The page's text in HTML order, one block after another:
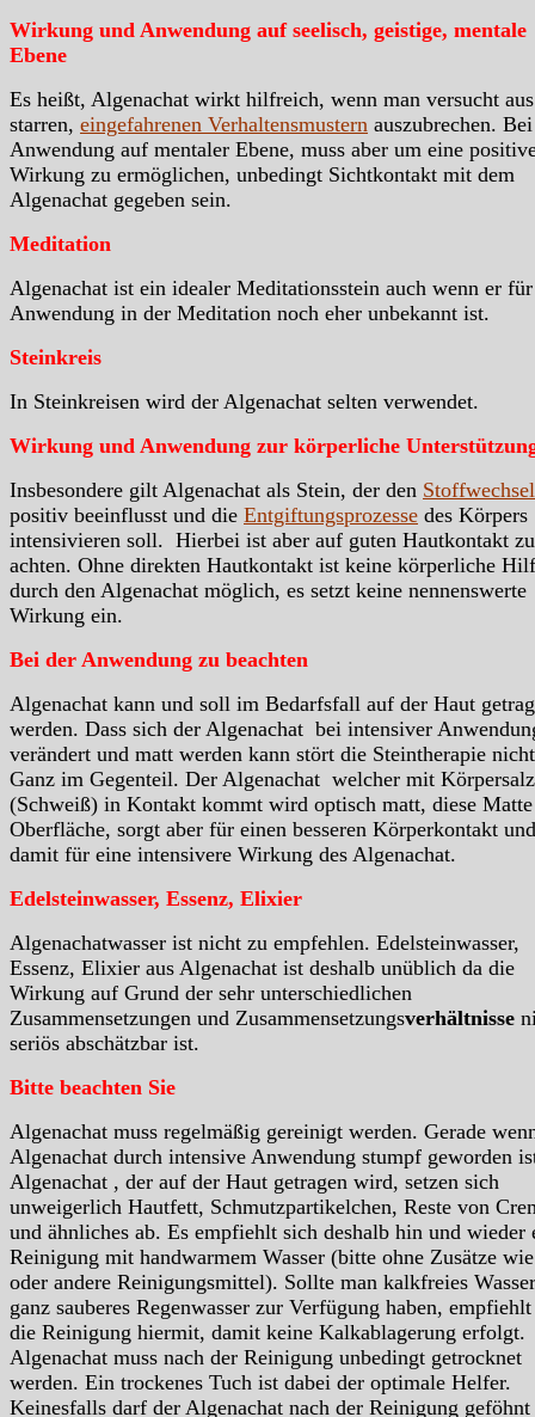
Wirkung und Anwendung auf seelisch, geistige, mentale
Ebene
Es heißt, Algenachat wirkt hilfreich, wenn man versucht aus
starren, eingefahrenen Verhaltensmustern auszubrechen.
Anwendung auf mentaler Ebene, muss aber um eine
Wirkung zu ermöglichen, unbedingt Sichtkontakt mit dem
Algenachat gegeben sein.
Meditation
Algenachat ist ein idealer Meditationsstein auch wenn er
Anwendung in der Meditation noch eher unbekannt ist.
Steinkreis
In Steinkreisen wird der Algenachat selten verwendet.
Wirkung und Anwendung zur körperliche
Insbesondere gilt Algenachat als Stein, der den Stoffwechsel
positiv beeinflusst und die Entgiftungsprozesse des Körpers
intensivieren soll. Hierbei ist aber auf guten Hautkontakt zu
achten. Ohne direkten Hautkontakt ist keine körperliche
durch den Algenachat möglich, es setzt keine nennenswerte
Wirkung ein.
Bei der Anwendung zu beachten
Algenachat kann und soll im Bedarfsfall auf der Haut
werden. Dass sich der Algenachat bei intensiver
verändert und matt werden kann stört die Steintherapie
Ganz im Gegenteil. Der Algenachat welcher mit
(Schweiß) in Kontakt kommt wird optisch matt, diese Matte
Oberfläche, sorgt aber für einen besseren Körperkontakt und
damit für eine intensivere Wirkung des Algenachat.
Edelsteinwasser, Essenz, Elixier
Algenachatwasser ist nicht zu empfehlen. Edelsteinwasser,
Essenz, Elixier aus Algenachat ist deshalb unüblich da die
Wirkung auf Grund der sehr unterschiedlichen
Zusammensetzungen und Zusammensetzungsverhältnisse
seriös abschätzbar ist.
Bitte beachten Sie
Algenachat muss regelmäßig gereinigt werden. Gerade
Algenachat durch intensive Anwendung stumpf geworden
Algenachat , der auf der Haut getragen wird, setzen sich
unweigerlich Hautfett, Schmutzpartikelchen, Reste von
und ähnliches ab. Es empfiehlt sich deshalb hin und wieder
Reinigung mit handwarmem Wasser (bitte ohne Zusätze
oder andere Reinigungsmittel). Sollte man kalkfreies
ganz sauberes Regenwasser zur Verfügung haben,
die Reinigung hiermit, damit keine Kalkablagerung erfolgt.
Algenachat muss nach der Reinigung unbedingt getrocknet
werden. Ein trockenes Tuch ist dabei der optimale Helfer.
Keinesfalls darf der Algenachat nach der Reinigung geföhnt